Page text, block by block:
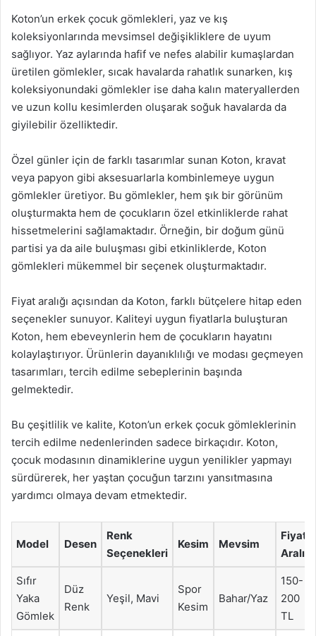
Koton’un erkek çocuk gömlekleri, yaz ve kış
koleksiyonlarında mevsimsel değişikliklere de uyum
sağlıyor. Yaz aylarında hafif ve nefes alabilir kumaşlardan
üretilen gömlekler, sıcak havalarda rahatlık sunarken, kış
koleksiyonundaki gömlekler ise daha kalın materyallerden
ve uzun kollu kesimlerden oluşarak soğuk havalarda da
giyilebilir özelliktedir.
Özel günler için de farklı tasarımlar sunan Koton, kravat
veya papyon gibi aksesuarlarla kombinlemeye uygun
gömlekler üretiyor. Bu gömlekler, hem şık bir görünüm
oluşturmakta hem de çocukların özel etkinliklerde rahat
hissetmelerini sağlamaktadır. Örneğin, bir doğum günü
partisi ya da aile buluşması gibi etkinliklerde, Koton
gömlekleri mükemmel bir seçenek oluşturmaktadır.
Fiyat aralığı açısından da Koton, farklı bütçelere hitap eden
seçenekler sunuyor. Kaliteyi uygun fiyatlarla buluşturan
Koton, hem ebeveynlerin hem de çocukların hayatını
kolaylaştırıyor. Ürünlerin dayanıklılığı ve modası geçmeyen
tasarımları, tercih edilme sebeplerinin başında
gelmektedir.
Bu çeşitlilik ve kalite, Koton’un erkek çocuk gömleklerinin
tercih edilme nedenlerinden sadece birkaçıdır. Koton,
çocuk modasının dinamiklerine uygun yenilikler yapmayı
sürdürerek, her yaştan çocuğun tarzını yansıtmasına
yardımcı olmaya devam etmektedir.
Model Desen
Renk
Seçenekleri
Kesim Mevsim
Fiyat
Aralığı
Sıfır
Yaka
Gömlek
Düz
Renk
Yeşil, Mavi
Spor
Kesim
Bahar/Yaz
150-
200
TL